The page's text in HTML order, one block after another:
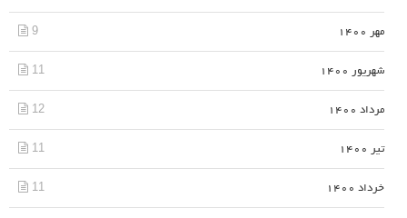
مهر 1400 9
شهریور 1400 11
مرداد 1400 12
تیر 1400 11
خرداد 1400 11